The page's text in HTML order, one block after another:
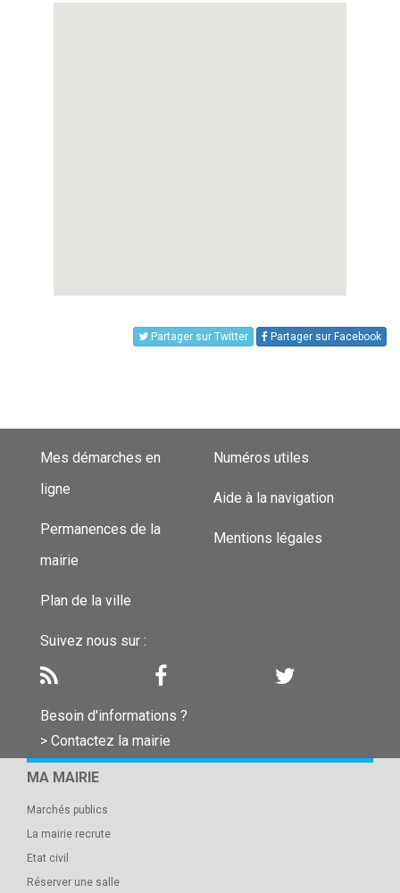
Partager sur Twitter Partager sur Facebook
Mes démarches en
ligne
Permanences de la
mairie
Plan de la ville
Numéros utiles
Aide à la navigation
Mentions légales
Suivez nous sur :
Besoin d'informations ?
> Contactez la mairie
MA MAIRIE
Marchés publics
La mairie recrute
Etat civil
Réserver une salle